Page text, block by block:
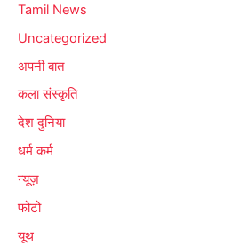
Tamil News
Uncategorized
अपनी बात
कला संस्कृति
देश दुनिया
धर्म कर्म
न्यूज़
फोटो
यूथ